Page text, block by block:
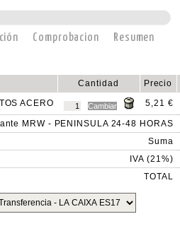
Comprobacion Resumen
Cantidad Precio
ACERO 5,21 €
MRW - PENINSULA 24-48 HORAS
Suma
IVA (21%)
TOTAL